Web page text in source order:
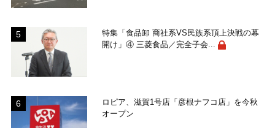
特集「食品卸 商社系VS民族系頂上決戦の幕
開け」④ 三菱食品／完全子会...
ロピア、滋賀1号店「彦根ナフコ店」を今秋
オープン